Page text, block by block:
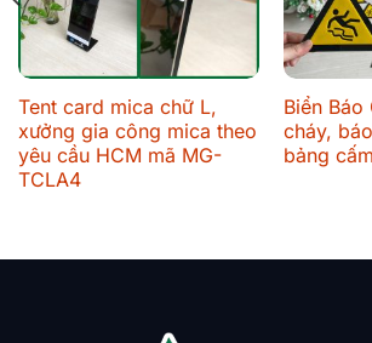
Tent card mica chữ L,
xưởng gia công mica theo
yêu cầu HCM mã MG-
TCLA4
Biển
cháy,
bảng cấm